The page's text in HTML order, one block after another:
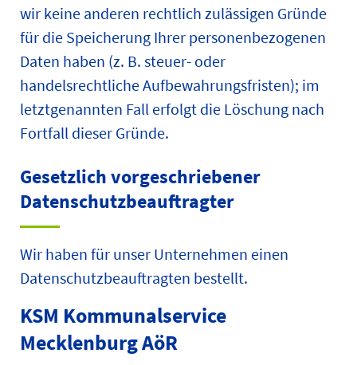
wir keine anderen rechtlich zulässigen Gründe
für die Speicherung Ihrer personenbezogenen
Daten haben (z. B. steuer- oder
handelsrechtliche Aufbewahrungsfristen); im
letztgenannten Fall erfolgt die Löschung nach
Fortfall dieser Gründe.
Gesetzlich vorgeschriebener
Datenschutz­beauftragter
Wir haben für unser Unternehmen einen
Datenschutzbeauftragten bestellt.
KSM Kommunalservice
Mecklenburg AöR